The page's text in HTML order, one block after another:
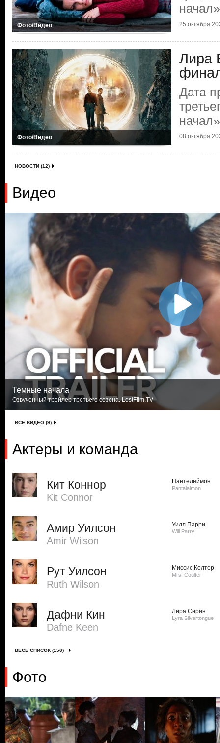
Фото/Видео
начал»
25 октября
Фото/Видео
Лира
Дата
начал»
08 октября
НОВОСТИ (12)
Видео
Темные начала
Озвученный трейлер третьего сезона. LostFilm.TV
ВСЕ ВИДЕО (9)
Актеры и команда
Кит Коннор
Kit Connor
Пантелеймон
Pantalaimon
Амир Уилсон
Amir Wilson
Уилл Парри
Will Parry
Рут Уилсон
Ruth Wilson
Миссис Колтер
Mrs. Coulter
Дафни Кин
Dafne Keen
Лира Сирин
Lyra Silvertongue
ВЕСЬ СПИСОК (156)
Фото